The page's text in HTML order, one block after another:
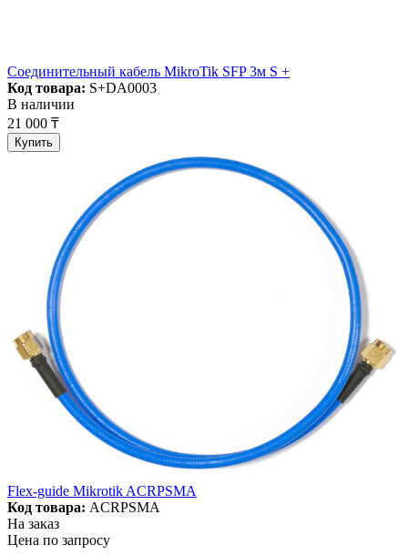
Соединительный кабель MikroTik SFP 3м S +
Код товара: S+DA0003
В наличии
21 000 ₸
Купить
Flex-guide Mikrotik ACRPSMA
Код товара: ACRPSMA
На заказ
Цена по запросу